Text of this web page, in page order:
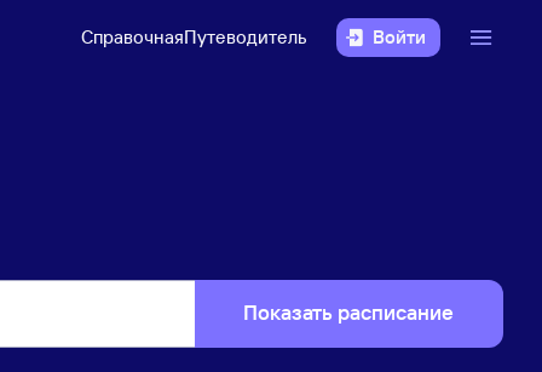
СправочнаяПутеводитель Войти
Показать расписание